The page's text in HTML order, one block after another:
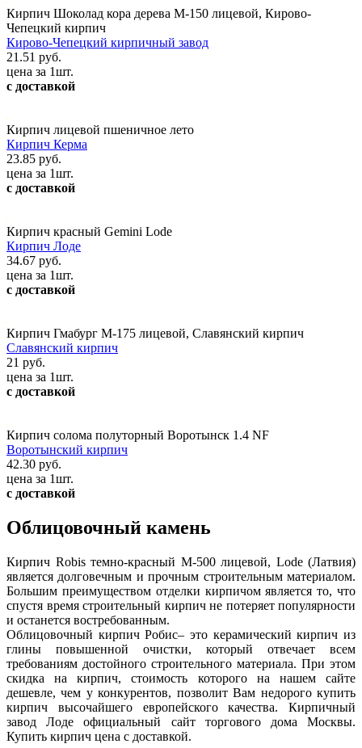
Кирпич Шоколад кора дерева М-150 лицевой, Кирово-
Чепецкий кирпич
Кирово-Чепецкий кирпичный завод
21.51 руб.
цена за 1шт.
с доставкой
Кирпич лицевой пшеничное лето
Кирпич Керма
23.85 руб.
цена за 1шт.
с доставкой
Кирпич красный Gemini Lode
Кирпич Лоде
34.67 руб.
цена за 1шт.
с доставкой
Кирпич Гмабург М-175 лицевой, Славянский кирпич
Славянский кирпич
21 руб.
цена за 1шт.
с доставкой
Кирпич солома полуторный Воротынск 1.4 NF
Воротынский кирпич
42.30 руб.
цена за 1шт.
с доставкой
Облицовочный камень
Кирпич Robis темно-красный М-500 лицевой, Lode (Латвия)
является долговечным и прочным строительным материалом.
Большим преимуществом отделки кирпичом является то, что
спустя время строительный кирпич не потеряет популярности
и останется востребованным.
Облицовочный кирпич Робис– это керамический кирпич из
глины повышенной очистки, который отвечает всем
требованиям достойного строительного материала. При этом
скидка на кирпич, стоимость которого на нашем сайте
дешевле, чем у конкурентов, позволит Вам недорого купить
кирпич высочайшего европейского качества. Кирпичный
завод Лоде официальный сайт торгового дома Москвы.
Купить кирпич цена с доставкой.